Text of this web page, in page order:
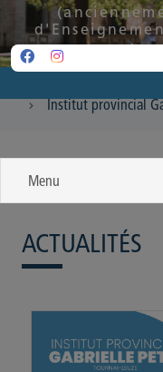
Institut provincial
Menu
ACTUALITÉS